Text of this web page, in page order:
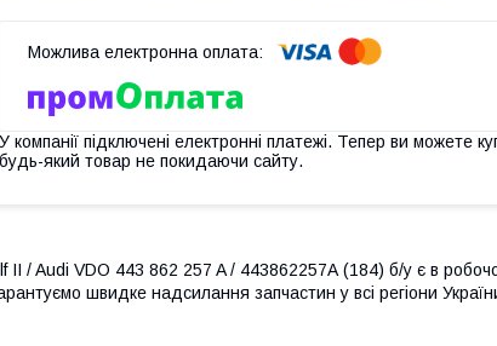
У компанії підключені електронні платежі. Тепер ви можете
будь-який товар не покидаючи сайту.
/ Audi VDO 443 862 257 A / 443862257A (184) б/у є в
швидке надсилання запчастин у всі регіони